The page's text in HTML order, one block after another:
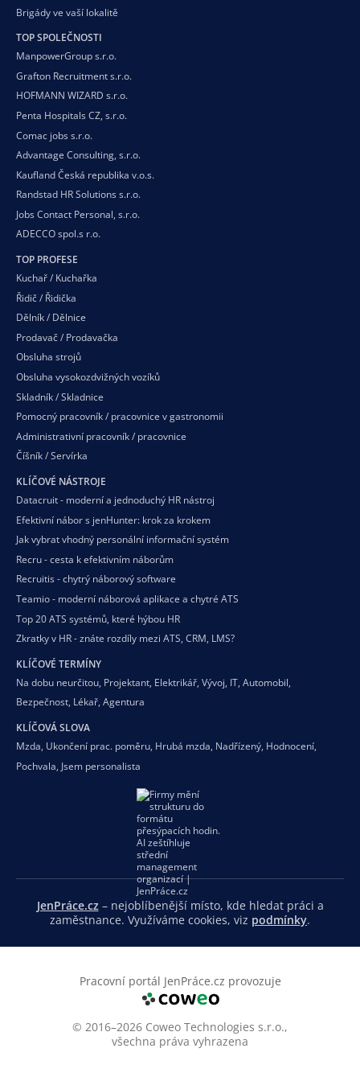
Brigády ve vaší lokalitě
TOP SPOLEČNOSTI
ManpowerGroup s.r.o.
Grafton Recruitment s.r.o.
HOFMANN WIZARD s.r.o.
Penta Hospitals CZ, s.r.o.
Comac jobs s.r.o.
Advantage Consulting, s.r.o.
Kaufland Česká republika v.o.s.
Randstad HR Solutions s.r.o.
Jobs Contact Personal, s.r.o.
ADECCO spol.s r.o.
TOP PROFESE
Kuchař / Kuchařka
Řidič / Řidička
Dělník / Dělnice
Prodavač / Prodavačka
Obsluha strojů
Obsluha vysokozdvižných vozíků
Skladník / Skladnice
Pomocný pracovník / pracovnice v gastronomii
Administrativní pracovník / pracovnice
Číšník / Servírka
KLÍČOVÉ NÁSTROJE
Datacruit - moderní a jednoduchý HR nástroj
Efektivní nábor s jenHunter: krok za krokem
Jak vybrat vhodný personální informační systém
Recru - cesta k efektivním náborům
Recruitis - chytrý náborový software
Teamio - moderní náborová aplikace a chytré ATS
Top 20 ATS systémů, které hýbou HR
Zkratky v HR - znáte rozdíly mezi ATS, CRM, LMS?
KLÍČOVÉ TERMÍNY
Na dobu neurčitou, Projektant, Elektrikář, Vývoj, IT, Automobil,
Bezpečnost, Lékař, Agentura
KLÍČOVÁ SLOVA
Mzda, Ukončení prac. poměru, Hrubá mzda, Nadřízený, Hodnocení,
Pochvala, Jsem personalista
JenPráce.cz– nejoblíbenější místo, kde hledat práci a
zaměstnance. Využíváme cookies, viz podmínky.
Pracovní portál JenPráce.cz provozuje
© 2016–2026 Coweo Technologies s.r.o.,
všechna práva vyhrazena